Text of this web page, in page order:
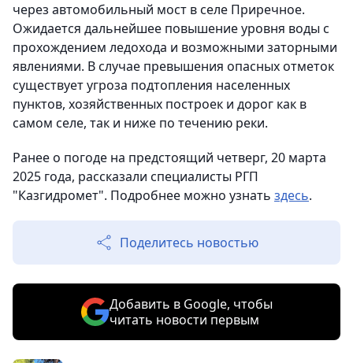
через автомобильный мост в селе Приречное.
Ожидается дальнейшее повышение уровня воды с
прохождением ледохода и возможными заторными
явлениями. В случае превышения опасных отметок
существует угроза подтопления населенных
пунктов, хозяйственных построек и дорог как в
самом селе, так и ниже по течению реки.
Ранее о погоде на предстоящий четверг, 20 марта
2025 года, рассказали специалисты РГП
"Казгидромет". Подробнее можно узнать здесь.
Поделитесь новостью
Добавить в Google, чтобы
читать новости первым